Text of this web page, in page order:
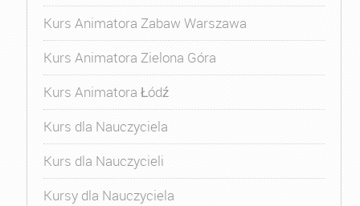
Kurs Animatora Zabaw Warszawa
Kurs Animatora Zielona Góra
Kurs Animatora Łódź
Kurs dla Nauczyciela
Kurs dla Nauczycieli
Kursy dla Nauczyciela